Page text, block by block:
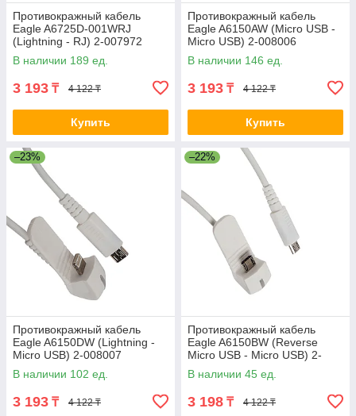
Противокражный кабель
Eagle A6725D-001WRJ
(Lightning - RJ) 2-007972
В наличии 189 ед.
3 193 ₸ 4 122 ₸
Купить
Противокражный кабель
Eagle A6150AW (Micro USB -
Micro USB) 2-008006
В наличии 146 ед.
3 193 ₸ 4 122 ₸
Купить
–23%
Противокражный кабель
Eagle A6150DW (Lightning -
Micro USB) 2-008007
В наличии 102 ед.
3 193 ₸ 4 122 ₸
–22%
Противокражный кабель
Eagle A6150BW (Reverse
Micro USB - Micro USB) 2-
008014
В наличии 45 ед.
3 198 ₸ 4 122 ₸